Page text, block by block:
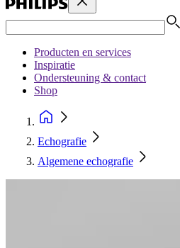
Producten en services
Inspiratie
Ondersteuning & contact
Shop
Echografie
Algemene echografie